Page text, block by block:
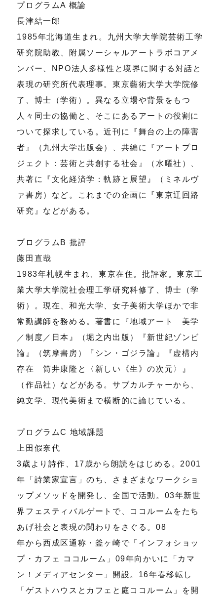
プログラムA 概論
長津結一郎
1985年北海道生まれ。九州大学大学院芸術工学
研究院助教、附属ソーシャルアートラボコアメ
ンバー、NPO法人多様性と境界に関する対話と
表現の研究所代表理事。東京藝術大学大学院修
了、博士（学術）。異なる立場や背景をもつ
人々同士の協働と、そこにあるアートの役割に
ついて探求している。近刊に『舞台の上の障害
者』（九州大学出版会）、共編に『アートプロ
ジェクト：芸術と共創する社会』（水曜社）、
共著に『文化経済学：軌跡と展望』（ミネルヴ
ァ書房）など。これまでの企画に『東京迂回路
研究』などがある。
プログラムB 批評
藤田直哉
1983年札幌生まれ、東京在住。批評家。東京工
業大学大学院社会理工学研究科修了、博士（学
術）。現在、和光大学、女子美術大学ほかで非
常勤講師を務める。著書に『地域アート 美学
／制度／日本』（堀之内出版）『新世紀ゾンビ
論』（筑摩書房）『シン・ゴジラ論』『虚構内
存在 筒井康隆と〈新しい《生》の次元〉』
（作品社）などがある。サブカルチャーから、
純文学、現代美術まで横断的に論じている。
プログラムC 地域課題
上田假奈代
3歳より詩作、17歳から朗読をはじめる。2001
年「詩業家宣言」のち、さまざまなワークショ
ップメソッドを開発し、全国で活動。03年新世
界フェスティバルゲートで、ココルームをたち
あげ社会と表現の関わりをさぐる。08
年から西成区通称・釜ヶ崎で「インフォショッ
プ・カフェ ココルーム」09年向かいに「カマ
ン！メディアセンター」開設。16年春移転し
「ゲストハウスとカフェと庭ココルーム」を開